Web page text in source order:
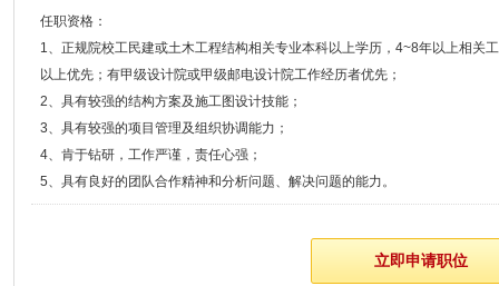
任职资格：
1、正规院校工民建或土木工程结构相关专业本科以上学历，4~8年以上相关
以上优先；有甲级设计院或甲级邮电设计院工作经历者优先；
2、具有较强的结构方案及施工图设计技能；
3、具有较强的项目管理及组织协调能力；
4、肯于钻研，工作严谨，责任心强；
5、具有良好的团队合作精神和分析问题、解决问题的能力。